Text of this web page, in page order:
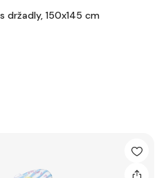
držadly, 150x145 cm